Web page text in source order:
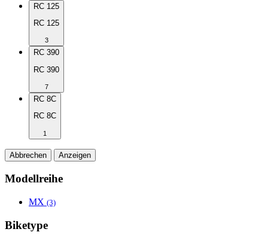
RC 125
RC 125
3
RC 390
RC 390
7
RC 8C
RC 8C
1
Abbrechen Anzeigen
Modellreihe
MX (3)
Biketype